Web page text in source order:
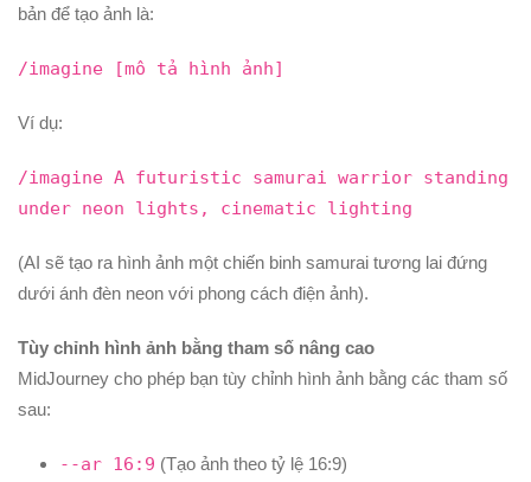
bản để tạo ảnh là:
/imagine [mô tả hình ảnh]
Ví dụ:
/imagine A futuristic samurai warrior standing
under neon lights, cinematic lighting
(AI sẽ tạo ra hình ảnh một chiến binh samurai tương lai đứng
dưới ánh đèn neon với phong cách điện ảnh).
Tùy chỉnh hình ảnh bằng tham số nâng cao
MidJourney cho phép bạn tùy chỉnh hình ảnh bằng các tham số
sau:
--ar 16:9 (Tạo ảnh theo tỷ lệ 16:9)